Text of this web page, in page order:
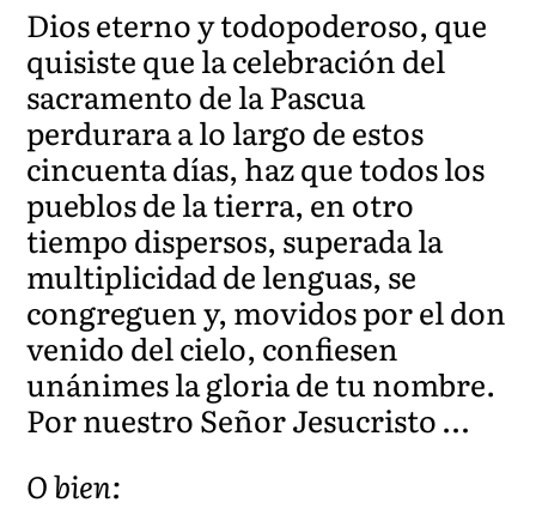
Dios eterno y todopoderoso, que
quisiste que la celebración del
sacramento de la Pascua
perdurara a lo largo de estos
cincuenta días, haz que todos los
pueblos de la tierra, en otro
tiempo dispersos, superada la
multiplicidad de lenguas, se
congreguen y, movidos por el don
venido del cielo, confiesen
unánimes la gloria de tu nombre.
Por nuestro Señor Jesucristo …
O bien: